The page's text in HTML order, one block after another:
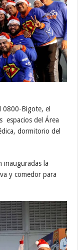
0800-Bigote, el
espacios del Área
dormitorio del
inauguradas la
y comedor para